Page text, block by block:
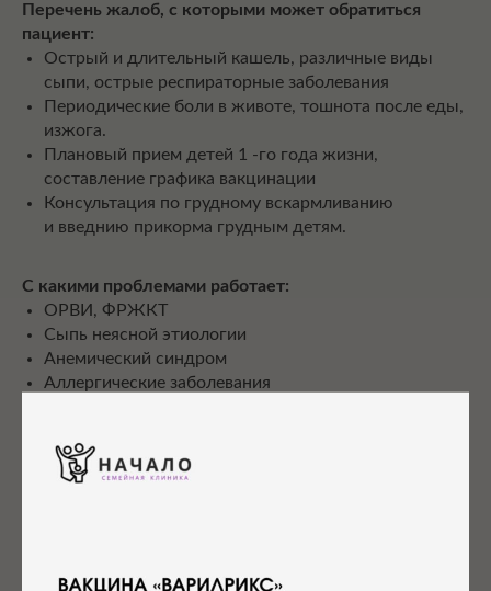
Перечень жалоб, с которыми может обратиться
пациент:
Острый и длительный кашель, различные виды
сыпи, острые респираторные заболевания
Периодические боли в животе, тошнота после еды,
изжога.
Плановый прием детей 1 -го года жизни,
составление графика вакцинации
Консультация по грудному вскармливанию
и введнию прикорма грудным детям.
С какими проблемами работает:
ОРВИ, ФРЖКТ
Сыпь неясной этиологии
Анемический синдром
Аллергические заболевания
Острый отит
Аденоиды